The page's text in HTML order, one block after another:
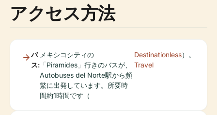
アクセス方法
バ
ス:
メキシコシティの
「Piramides」行きのバスが、
Autobuses del Norte駅から頻
繁に出発しています。所要時
間約1時間です（
Destinationless
Travel
）。